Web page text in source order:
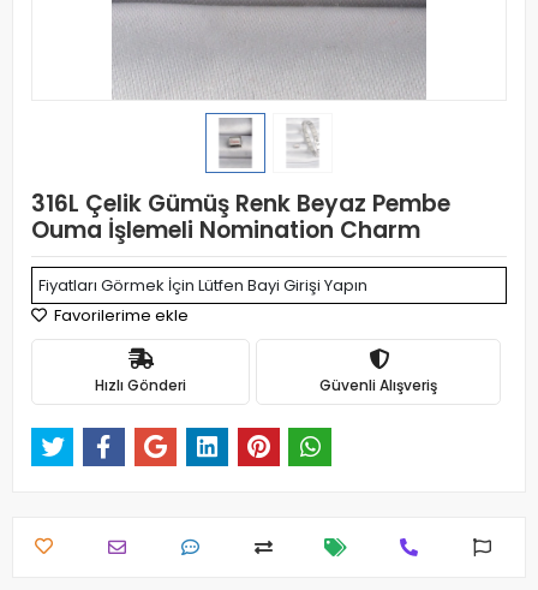
316L Çelik Gümüş Renk Beyaz Pembe
Ouma İşlemeli Nomination Charm
Fiyatları Görmek İçin Lütfen Bayi Girişi Yapın
Favorilerime ekle
Hızlı Gönderi Güvenli Alışveriş